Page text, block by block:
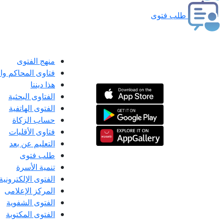
طلب فتوى
منهج الفتوى
فتاوى المحاكم
هذا ديننا
الفتاوى البحثية
الفتوى الهاتفية
حساب الزكاة
فتاوى الأقليات
التعليم عن بعد
طلب فتوى
تنمية الأسرة
الفتوى الإلكترونية
المركز الإعلامى
الفتوى الشفوية
الفتوى المكتوبة